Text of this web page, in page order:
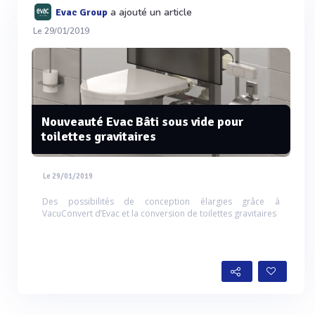
Evac Group a ajouté un article
Le 29/01/2019
Nouveauté Evac Bâti sous vide pour
toilettes gravitaires
Le 29/01/2019
Des possibilités de conception élargies grâce à
VacuConvert d’Evac et la conversion de toilettes gravitaires